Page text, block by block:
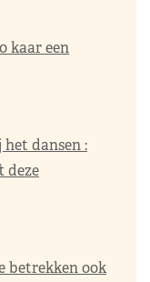
kaar een
het dansen :
deze
betrekken ook